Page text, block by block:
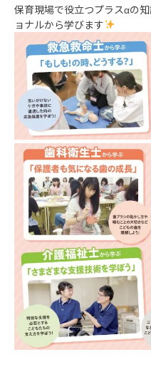
保育現場で役立つプラスαの
ョナルから学びます